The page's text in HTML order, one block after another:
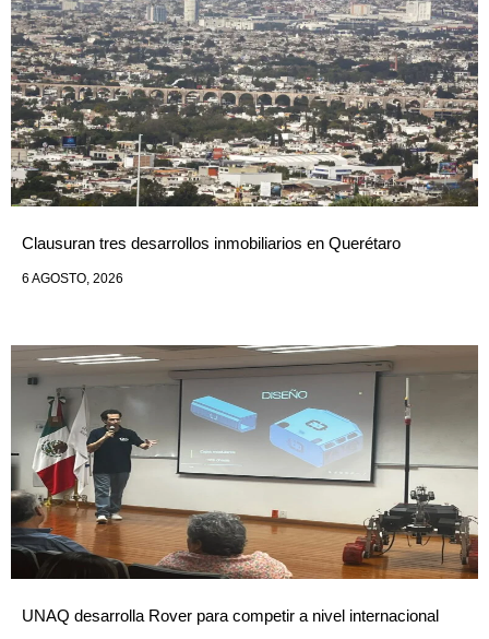
Clausuran tres desarrollos inmobiliarios en Querétaro
6 AGOSTO, 2026
UNAQ desarrolla Rover para competir a nivel internacional